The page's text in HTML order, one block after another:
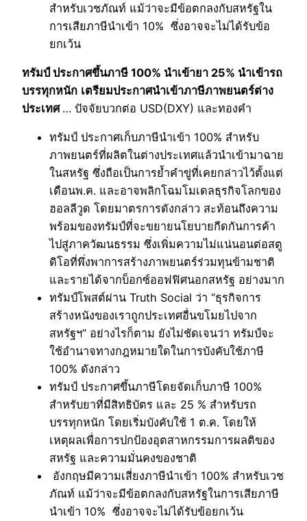
สำหรับเวชภัณท์ แม้ว่าจะมีข้อตกลงกับสหรัฐใน
การเสียภาษีนำเข้า 10% ซึ่งอาจจะไม่ได้รับข้อ
ยกเว้น
ทรัมป์ ประกาศขึ้นภาษี 100% นำเข้ายา 25% นำเข้ารถ
บรรทุกหนัก เตรียมประกาศนำเข้าภาษีภาพยนตร์ต่าง
ประเทศ … ปัจจัยบวกต่อ USD(DXY) และทองคำ
ทรัมป์ ประกาศเก็บภาษีนำเข้า 100% สำหรับ
ภาพยนตร์ที่ผลิตในต่างประเทศแล้วนำเข้ามาฉาย
ในสหรัฐ ซึ่งถือเป็นการย้ำคำขู่ที่เคยกล่าวไว้ตั้งแต่
เดือนพ.ค. และอาจพลิกโฉมโมเดลธุรกิจโลกของ
ฮอลลีวูด โดยมาตรการดังกล่าว สะท้อนถึงความ
พร้อมของทรัมป์ที่จะขยายนโยบายกีดกันการค้า
ไปสู่ภาควัฒนธรรม ซึ่งเพิ่มความไม่แน่นอนต่อสตู
ดิโอที่พึ่งพาการสร้างภาพยนตร์ร่วมทุนข้ามชาติ
และรายได้จากบ็อกซ์ออฟฟิศนอกสหรัฐ อย่างมาก
ทรัมป์โพสต์ผ่าน Truth Social ว่า “ธุรกิจการ
สร้างหนังของเราถูกประเทศอื่นขโมยไปจาก
สหรัฐฯ” อย่างไรก็ตาม ยังไม่ชัดเจนว่า ทรัมป์จะ
ใช้อำนาจทางกฎหมายใดในการบังคับใช้ภาษี
100% ดังกล่าว
ทรัมป์ ประกาศขึ้นภาษีโดยจัดเก็บภาษี 100%
สำหรับยาที่มีสิทธิบัตร และ 25 % สำหรับรถ
บรรทุกหนัก โดยเริ่มบังคับใช้ 1 ต.ค. โดยให้
เหตุผลเพื่อการปกป้องอุตสาหกรรมการผลติของ
สหรัฐ และความมั่นคงของชาติ
อังกฤษมีความเสี่ยงภาษีนำเข้า 100% สำหรับเวช
ภัณท์ แม้ว่าจะมีข้อตกลงกับสหรัฐในการเสียภาษี
นำเข้า 10% ซึ่งอาจจะไม่ได้รับข้อยกเว้น